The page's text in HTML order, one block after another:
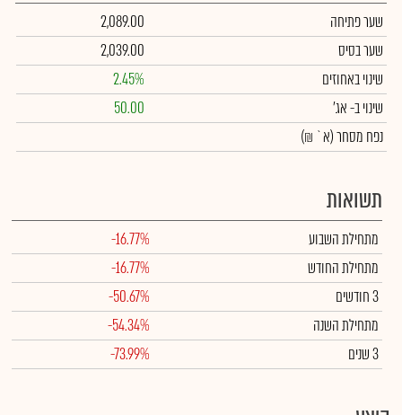
שער פתיחה
2,089.00
שער בסיס
2,039.00
שינוי באחוזים
2.45%
שינויב- אג'
50.00
נפח מסחר(א` ₪)
תשואות
מתחילת השבוע
-16.77%
מתחילת החודש
-16.77%
3 חודשים
-50.67%
מתחילת השנה
-54.34%
3 שנים
-73.99%